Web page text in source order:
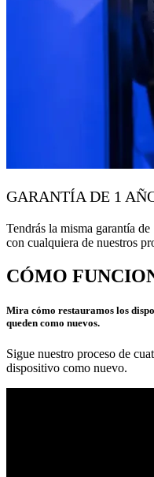
GARANTÍA DE 1
Tendrás la misma garantía
con cualquiera de nuestros
CÓMO
Mira cómo restauramos los
queden como nuevos.
Sigue nuestro proceso de
dispositivo como nuevo.